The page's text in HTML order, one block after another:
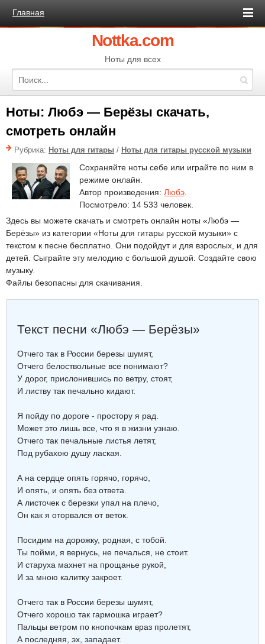
Главная
Nottka.com
Ноты для всех
Ноты: Любэ — Берёзы скачать,
смотреть онлайн
Рубрика: Ноты для гитары / Ноты для гитары русской музыки
Сохраняйте ноты себе или играйте по ним в
режиме онлайн.
Автор произведения: Любэ
Посмотрело: 14 533 человек.
Здесь вы можете скачать и смотреть онлайн ноты «Любэ —
Берёзы» из категории «Ноты для гитары русской музыки» с
текстом к песне бесплатно. Они подойдут и для взрослых, и для
детей. Сыграйте эту мелодию с большой душой. Создайте свою
музыку.
Файлы безопасны для скачивания.
Текст песни «Любэ — Берёзы»
Отчего так в России березы шумят,
Отчего белоствольные все понимают?
У дорог, прислонившись по ветру, стоят,
И листву так печально кидают.
Я пойду по дороге - простору я рад.
Может это лишь все, что я в жизни узнаю.
Отчего так печальные листья летят,
Под рубахою душу лаская.
А на сердце опять горячо, горячо,
И опять, и опять без ответа.
А листочек с березки упал на плечо,
Он как я оторвался от веток.
Посидим на дорожку, родная, с тобой.
Ты пойми, я вернусь, не печалься, не стоит.
И старуха махнет на прощанье рукой,
И за мною калитку закроет.
Отчего так в России березы шумят,
Отчего хорошо так гармошка играет?
Пальцы ветром по кнопочкам враз пролетят,
А последняя, эх, западает.